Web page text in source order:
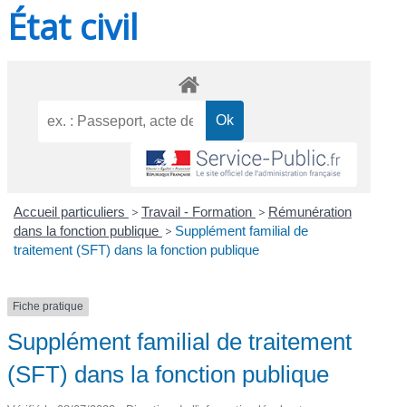
État civil
Accueil particuliers > Travail - Formation > Rémunération
dans la fonction publique > Supplément familial de
traitement (SFT) dans la fonction publique
Fiche pratique
Supplément familial de traitement
(SFT) dans la fonction publique